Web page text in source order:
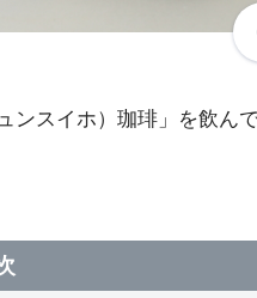
ンスイホ）珈琲」を飲ん